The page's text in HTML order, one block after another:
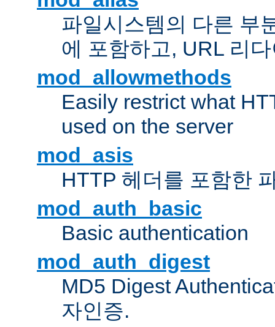
파일시스템의 다른 부
에 포함하고, URL 리
mod_allowmethods
Easily restrict what
used on the server
mod_asis
HTTP 헤더를 포함한
mod_auth_basic
Basic authentication
mod_auth_digest
MD5 Digest
자인증.